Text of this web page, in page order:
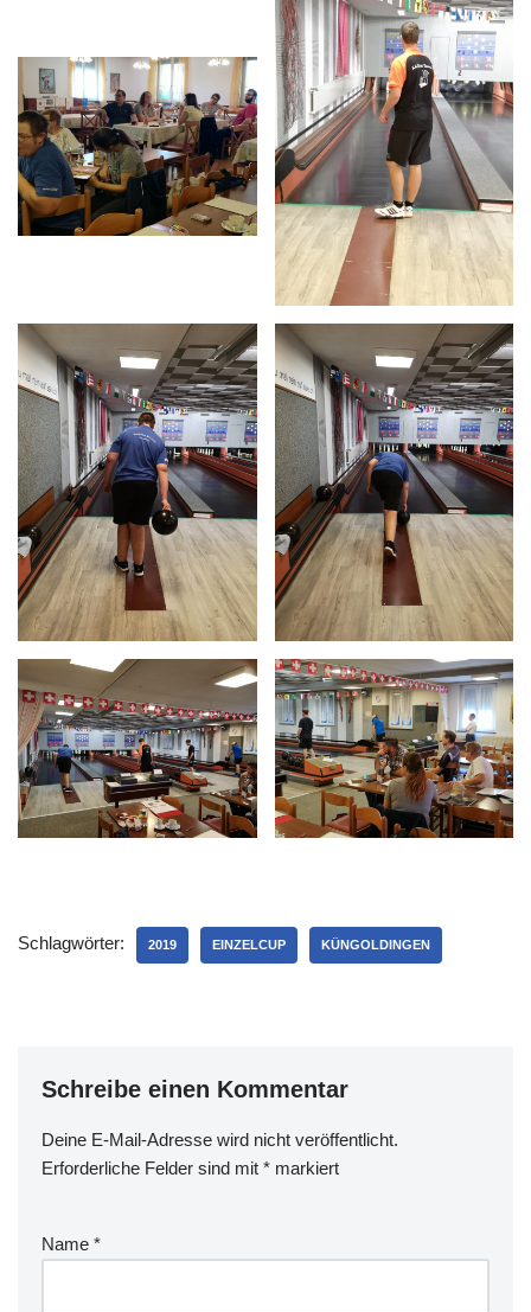
Schlagwörter: 2019 EINZELCUP KÜNGOLDINGEN
Schreibe einen Kommentar
Deine E-Mail-Adresse wird nicht veröffentlicht.
Erforderliche Felder sind mit * markiert
Name *